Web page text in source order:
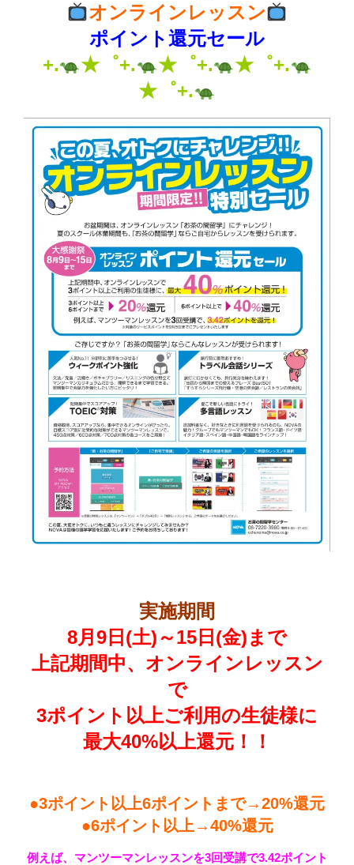
オンラインレッスン
ポイント還元セール
+.
★゜+. ★゜+.
★゜+.
★゜+.
実施期間
8月9日(土)～15日(金)まで
上記期間中、オンラインレッスン
で
3ポイント以上ご利用の生徒様に
最大40%以上還元！！
●3ポイント以上6ポイントまで→20%還元
●6ポイント以上→40%還元
例えば、マンツーマンレッスンを3回受講で3.42ポイント